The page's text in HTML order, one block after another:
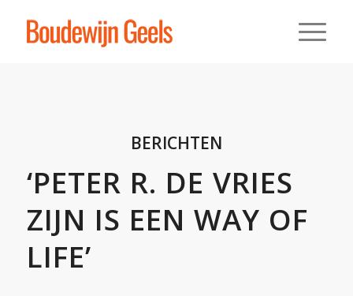
BERICHTEN
‘PETER R. DE VRIES
ZIJN IS EEN WAY OF
LIFE’